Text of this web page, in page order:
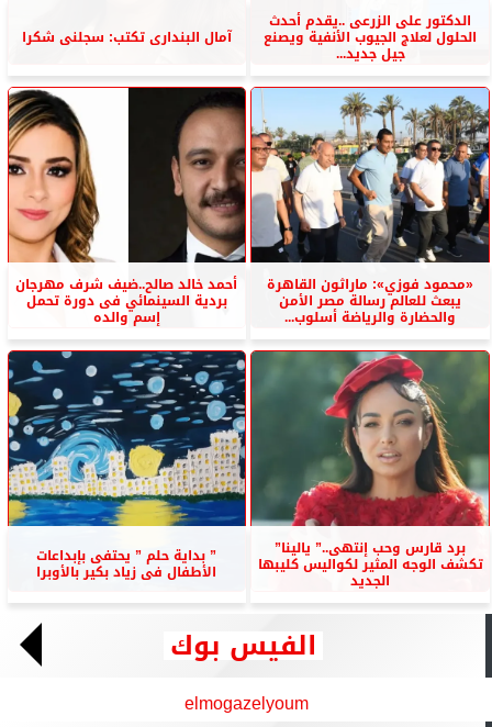
الدكتور على الزرعى ..يقدم أحدث
الحلول لعلاج الجيوب الأنفية ويصنع
جيل جديد...
آمال البندارى تكتب: سجلنى شكرا
«محمود فوزي»: ماراثون القاهرة
يبعث للعالم رسالة مصر الأمن
والحضارة والرياضة أسلوب...
أحمد خالد صالح..ضيف شرف مهرجان
بردية السينمائي فى دورة تحمل
إسم والده
برد قارس وحب إنتهى..” يالينا”
تكشف الوجه المثير لكواليس كليبها
الجديد
” بداية حلم ” يحتفى بإبداعات
الأطفال فى زياد بكير بالأوبرا
الفيس بوك
elmogazelyoum